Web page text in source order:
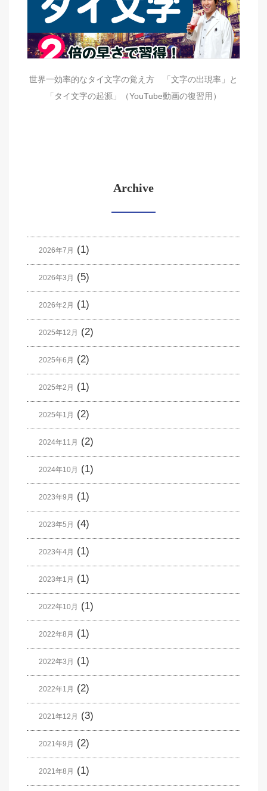
世界一効率的なタイ文字の覚え方 「文字の出現率」と
「タイ文字の起源」（YouTube動画の復習用）
Archive
2026年7月 (1)
2026年3月 (5)
2026年2月 (1)
2025年12月 (2)
2025年6月 (2)
2025年2月 (1)
2025年1月 (2)
2024年11月 (2)
2024年10月 (1)
2023年9月 (1)
2023年5月 (4)
2023年4月 (1)
2023年1月 (1)
2022年10月 (1)
2022年8月 (1)
2022年3月 (1)
2022年1月 (2)
2021年12月 (3)
2021年9月 (2)
2021年8月 (1)